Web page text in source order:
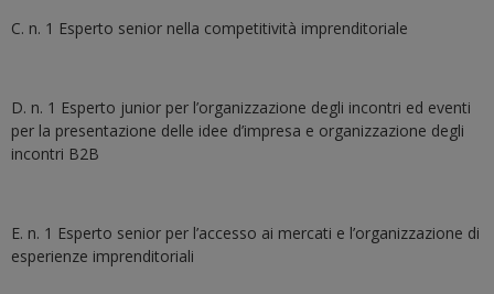
C. n. 1 Esperto senior nella competitività imprenditoriale
D. n. 1 Esperto junior per l’organizzazione degli incontri ed eventi
per la presentazione delle idee d’impresa e organizzazione degli
incontri B2B
E. n. 1 Esperto senior per l’accesso ai mercati e l’organizzazione di
esperienze imprenditoriali